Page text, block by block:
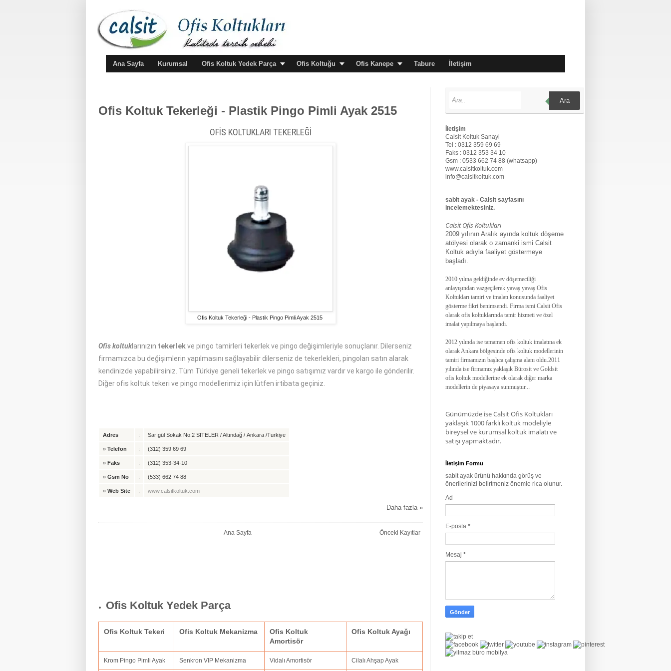
Ana Sayfa Kurumsal Ofis Koltuk Yedek Parça Ofis Koltuğu Ofis Kanepe Tabure İletişim
Ofis Koltuk Tekerleği - Plastik Pingo Pimli Ayak 2515
OFİS KOLTUKLARI TEKERLEĞİ
Ofis Koltuk Tekerleği - Plastik Pingo Pimli Ayak 2515
Ofis koltuklarınızın tekerlekve pingo tamirleri tekerlek ve pingo değişimleriyle sonuçlanır. Dilerseniz
firmamızca bu değişimlerin yapılmasını sağlayabilir dilerseniz de tekerlekleri, pingoları satın alarak
kendinizde yapabilirsiniz. Tüm Türkiye geneli tekerlek ve pingo satışımız vardır ve kargo ile gönderilir.
Diğer ofis koltuk tekeri ve pingo modellerimiz için lütfen irtibata geçiniz.
Adres : Sarıgül Sokak No:2 SITELER / Altındağ / Ankara /Turkiye
» Telefon : (312) 359 69 69
» Faks : (312) 353-34-10
» Gsm No : (533) 662 74 88
» Web Site : www.calsitkoltuk.com
Daha fazla »
Önceki Kayıtlar
Ana Sayfa
Ofis Koltuk Yedek Parça
Ofis Koltuk Tekeri Ofis Koltuk Mekanizma
Ofis Koltuk
Amortisör
Ofis Koltuk Ayağı
Krom Pingo Pimli Ayak Senkron VIP Mekanizma Vidalı Amortisör Cilalı Ahşap Ayak
Ara
İletişim
Calsit Koltuk Sanayi
Tel : 0312 359 69 69
Faks : 0312 353 34 10
Gsm : 0533 662 74 88 (whatsapp)
www.calsitkoltuk.com
info@calsitkoltuk.com
sabit ayak - Calsit sayfasını
incelemektesiniz.
Calsit Ofis Koltukları
2009 yılının Aralık ayında koltuk döşeme
atölyesi olarak o zamanki ismi Calsit
Koltuk adıyla faaliyet göstermeye
başladı.
2010 yılına geldiğinde ev döşemeciliği
anlayışından vazgeçilerek yavaş yavaş Ofis
Koltukları tamiri ve imalatı konusunda faaliyet
gösterme fikri benimsendi. Firma ismi Calsit Ofis
olarak ofis koltuklarında tamir hizmeti ve özel
imalat yapılmaya başlandı.
2012 yılında ise tamamen ofis koltuk imalatına ek
olarak Ankara bölgesinde ofis koltuk modellerinin
tamiri firmamızın başlıca çalışma alanı oldu.2011
yılında ise firmamız yaklaşık Bürosit ve Goldsit
ofis koltuk modellerine ek olarak diğer marka
modellerin de piyasaya sunmuştur...
Günümüzde ise Calsit Ofis Koltukları
yaklaşık 1000 farklı koltuk modeliyle
bireysel ve kurumsal koltuk imalatı ve
satışı yapmaktadır.
İletişim Formu
sabit ayak ürünü hakkında görüş ve
önerilerinizi belirtmeniz önemle rica olunur.
Ad
E-posta *
Mesaj *